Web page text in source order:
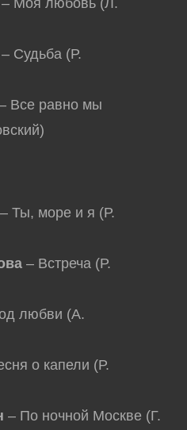
– Моя любовь (Л.
– Судьба (Р.
Все равно мы
– Ты, море и я (Р.
– Встреча (Р.
любви (А.
о капели (Р.
– По ночной Москве (Г.